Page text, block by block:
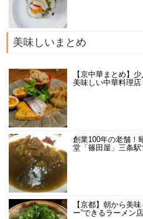
美味しいまとめ
【京中華まとめ】
美味しい中華料理店
創業100年の老舗！
堂「篠田屋」三条駅
【京都】朝から美
ー”できるラーメン